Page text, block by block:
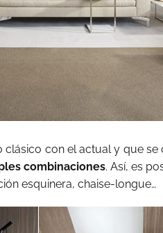
clásico con el actual y que se
combinaciones. Así, es
esquinera, chaise-longue…